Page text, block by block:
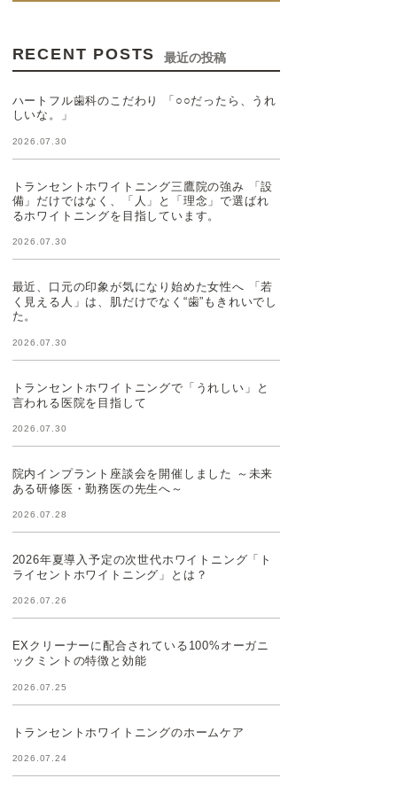
RECENT POSTS 最近の投稿
ハートフル歯科のこだわり 「○○だったら、うれ
しいな。」
2026.07.30
トランセントホワイトニング三鷹院の強み 「設
備」だけではなく、「人」と「理念」で選ばれ
るホワイトニングを目指しています。
2026.07.30
最近、口元の印象が気になり始めた女性へ 「若
く見える人」は、肌だけでなく“歯”もきれいでし
た。
2026.07.30
トランセントホワイトニングで「うれしい」と
言われる医院を目指して
2026.07.30
院内インプラント座談会を開催しました ～未来
ある研修医・勤務医の先生へ～
2026.07.28
2026年夏導入予定の次世代ホワイトニング「ト
ライセントホワイトニング」とは？
2026.07.26
EXクリーナーに配合されている100%オーガニ
ックミントの特徴と効能
2026.07.25
トランセントホワイトニングのホームケア
2026.07.24